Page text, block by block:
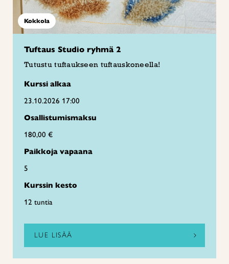
Kokkola
Tuftaus Studio ryhmä 2
Tutustu tuftaukseen tuftauskoneella!
Kurssi alkaa
23.10.2026 17:00
Osallistumismaksu
180,00 €
Paikkoja vapaana
5
Kurssin kesto
12 tuntia
LUE LISÄÄ